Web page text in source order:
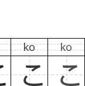
ko ko
こ こ